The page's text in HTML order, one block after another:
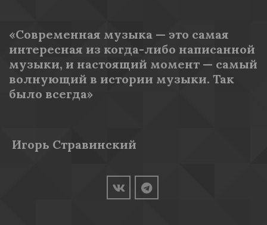
«Современная музыка — это самая
интересная из когда-либо написанной
музыки, и настоящий момент — самый
волнующий в истории музыки. Так
было всегда»
Игорь Стравинский